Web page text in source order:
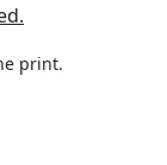
print.